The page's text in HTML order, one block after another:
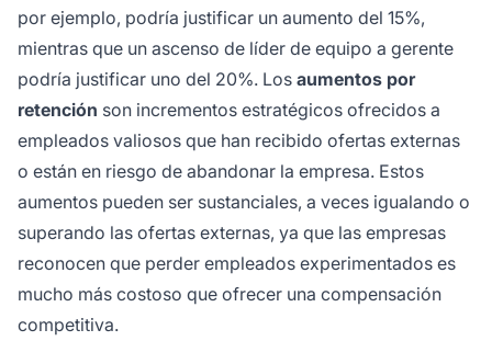
por ejemplo, podría justificar un aumento del 15%,
mientras que un ascenso de líder de equipo a gerente
podría justificar uno del 20%. Los aumentos por
retención son incrementos estratégicos ofrecidos a
empleados valiosos que han recibido ofertas externas
o están en riesgo de abandonar la empresa. Estos
aumentos pueden ser sustanciales, a veces igualando o
superando las ofertas externas, ya que las empresas
reconocen que perder empleados experimentados es
mucho más costoso que ofrecer una compensación
competitiva.